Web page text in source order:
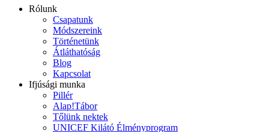
Rólunk
Csapatunk
Módszereink
Történetünk
Átláthatóság
Blog
Kapcsolat
Ifjúsági munka
Pillér
Alap!Tábor
Tőlünk nektek
UNICEF Kilátó Élményprogram